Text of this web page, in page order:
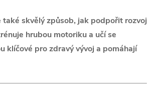
skvělý způsob, jak podpořit rozvoj
hrubou motoriku a učí se
klíčové pro zdravý vývoj a pomáhají